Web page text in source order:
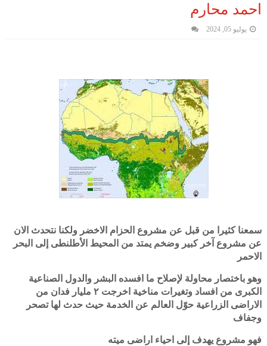
احمد محارم
يوليو 05, 2024
سمعنا كثيرا من قبل عن مشروع الحزام الاخضر ولكنا نتحدث الان
عن مشروع آخر كبير وضخم يمتد من المحيط الأطلنطى إلى البحر
الاحمر
وهو باختصار محاولة لإصلاح ما افسده البشر والدول الصناعية
الكبرى من افساد وتغيرات مناخية اخرجت ٢ مليار فدان من
الاراضى الزراعية حوّل العالم عن الخدمة حيث حدث لها تصحر
وجفاف
فهو مشروع يهدف إلى احياء اراضى ميته